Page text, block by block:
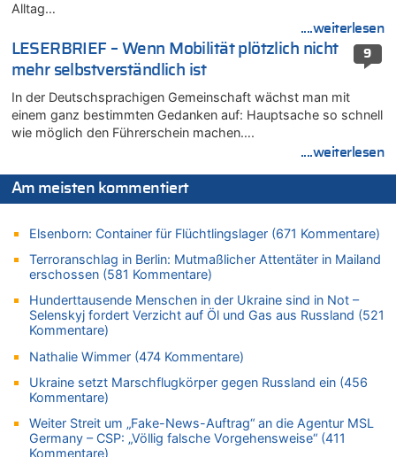
07.08.2026 - 16:38 von Joseph Meyer zu
Wasserstand des Rheins in NRW so niedrig wie noch nie
07.08.2026 - 16:29 von Dax zu
In Belgien missachten zwei von drei Autofahrern das
Tempolimit in 30er-Zonen – Untersuchung von Vias
07.08.2026 - 16:01 von Zuhörer zu
In Belgien missachten zwei von drei Autofahrern das
Tempolimit in 30er-Zonen – Untersuchung von Vias
07.08.2026 - 15:56 von Eifel_er zu
Mark van Bommel offiziell als neuer Nationalcoach der Roten
07.08.2026 - 15:43 von Hausmeister zu
Wie kam es zur Ceuta-Krise?
07.08.2026 - 15:30 von Soso zu
Aachen ab 11. August wieder Mekka des Pferdesports –
Belgien setzt bei Reit-WM auf starke Springreiter
07.08.2026 - 15:13 von Joseph Meyer zu
Mark van Bommel offiziell als neuer Nationalcoach der Roten
07.08.2026 - 15:06 von Wolfgang2 zu
07.08.2026 - 14:35 von Vorfahrt zu
Alltag…
....weiterlesen
9
LESERBRIEF – Wenn Mobilität plötzlich nicht
mehr selbstverständlich ist
In der Deutschsprachigen Gemeinschaft wächst man mit
einem ganz bestimmten Gedanken auf: Hauptsache so schnell
wie möglich den Führerschein machen….
....weiterlesen
Am meisten kommentiert
Elsenborn: Container für Flüchtlingslager (671 Kommentare)
Terroranschlag in Berlin: Mutmaßlicher Attentäter in Mailand
erschossen (581 Kommentare)
Hunderttausende Menschen in der Ukraine sind in Not –
Selenskyj fordert Verzicht auf Öl und Gas aus Russland (521
Kommentare)
Nathalie Wimmer (474 Kommentare)
Ukraine setzt Marschflugkörper gegen Russland ein (456
Kommentare)
Weiter Streit um „Fake-News-Auftrag“ an die Agentur MSL
Germany – CSP: „Völlig falsche Vorgehensweise“ (411
Kommentare)